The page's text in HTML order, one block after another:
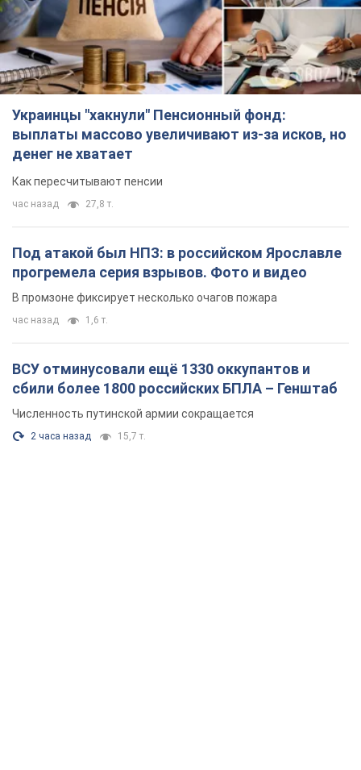
Украинцы "хакнули" Пенсионный фонд:
выплаты массово увеличивают из-за исков, но
денег не хватает
Как пересчитывают пенсии
час назад 27,8 т.
Под атакой был НПЗ: в российском Ярославле
прогремела серия взрывов. Фото и видео
В промзоне фиксирует несколько очагов пожара
час назад 1,6 т.
ВСУ отминусовали ещё 1330 оккупантов и
сбили более 1800 российских БПЛА – Генштаб
Численность путинской армии сокращается
2 часа назад 15,7 т.